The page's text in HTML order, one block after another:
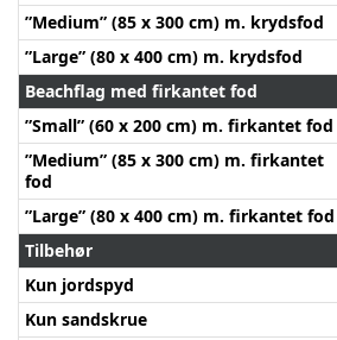
”Medium” (85 x 300 cm) m. krydsfod
”Large” (80 x 400 cm) m. krydsfod
Beachflag med firkantet fod
”Small” (60 x 200 cm) m. firkantet fod
”Medium” (85 x 300 cm) m. firkantet
fod
”Large” (80 x 400 cm) m. firkantet fod
Tilbehør
Kun jordspyd
Kun sandskrue